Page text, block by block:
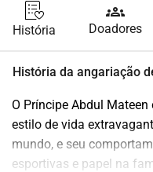
História
groups
Doadores
História da angariação
O Príncipe Abdul
estilo de vida
mundo, e seu
esportivas e papel na